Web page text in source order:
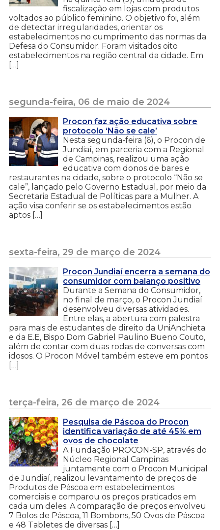
fiscalização em lojas com produtos
voltados ao público feminino. O objetivo foi, além
de detectar irregularidades, orientar os
estabelecimentos no cumprimento das normas da
Defesa do Consumidor. Foram visitados oito
estabelecimentos na região central da cidade. Em
[…]
segunda-feira, 06 de maio de 2024
Procon faz ação educativa sobre
protocolo ‘Não se cale’
Nesta segunda-feira (6), o Procon de
Jundiaí, em parceria com a Regional
de Campinas, realizou uma ação
educativa com donos de bares e
restaurantes na cidade, sobre o protocolo “Não se
cale”, lançado pelo Governo Estadual, por meio da
Secretaria Estadual de Políticas para a Mulher. A
ação visa conferir se os estabelecimentos estão
aptos […]
sexta-feira, 29 de março de 2024
Procon Jundiaí encerra a semana do
consumidor com balanço positivo
Durante a Semana do Consumidor,
no final de março, o Procon Jundiaí
desenvolveu diversas atividades.
Entre elas, a abertura com palestra
para mais de estudantes de direito da UniAnchieta
e da E.E, Bispo Dom Gabriel Paulino Bueno Couto,
além de contar com duas rodas de conversas com
idosos. O Procon Móvel também esteve em pontos
[…]
terça-feira, 26 de março de 2024
Pesquisa de Páscoa do Procon
identifica variação de até 45% em
ovos de chocolate
A Fundação PROCON-SP, através do
Núcleo Regional Campinas
juntamente com o Procon Municipal
de Jundiaí, realizou levantamento de preços de
Produtos de Páscoa em estabelecimentos
comerciais e comparou os preços praticados em
cada um deles. A comparação de preços envolveu
7 Bolos de Páscoa, 11 Bombons, 50 Ovos de Páscoa
e 48 Tabletes de diversas […]